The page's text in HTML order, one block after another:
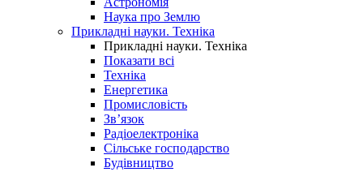
Наука про Землю
Прикладні науки. Техніка
Прикладні науки. Техніка
Показати всі
Техніка
Енергетика
Промисловість
Зв’язок
Радіоелектроніка
Сільське господарство
Будівництво